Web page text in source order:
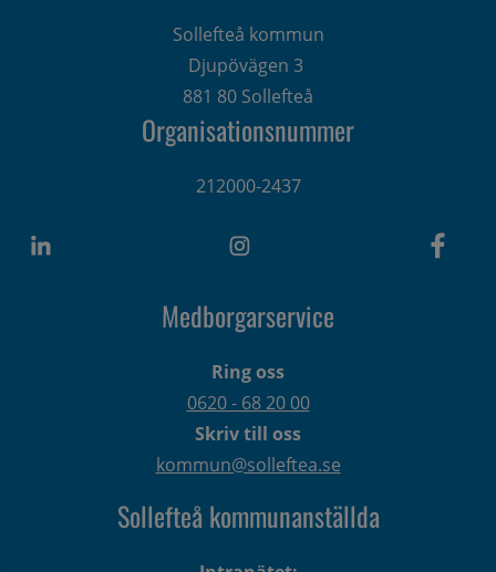
Sollefteå kommun
Djupövägen 3
881 80 Sollefteå
Organisationsnummer
212000-2437
Medborgarservice
Ring oss
0620 - 68 20 00
Skriv till oss
kommun@solleftea.se
Sollefteå kommunanställda